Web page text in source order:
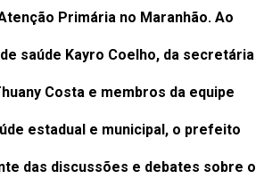
Primária no Maranhão. Ao
saúde Kayro Coelho, da secretária
Costa e membros da equipe
estadual e municipal, o prefeito
das discussões e debates sobre o